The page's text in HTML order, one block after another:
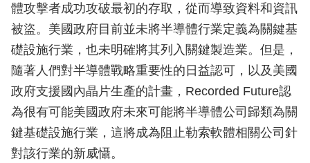
體攻擊者成功攻破最初的存取，從而導致資料和資訊
被盜。美國政府目前並未將半導體行業定義為關鍵基
礎設施行業，也未明確將其列入關鍵製造業。但是，
隨著人們對半導體戰略重要性的日益認可，以及美國
政府支援國內晶片生產的計畫，Recorded Future認
為很有可能美國政府未來可能將半導體公司歸類為關
鍵基礎設施行業，這將成為阻止勒索軟體相關公司針
對該行業的新威懾。